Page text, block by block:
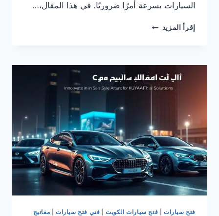
السيارات بسرعة أمرًا ضروريًا. في هذا المقال،…
إقرأ المزيد
عملية
فتح
السيارات
فتح سيارات| فتح سيارات الكويت| فني فتح سيارات
مفاتيح